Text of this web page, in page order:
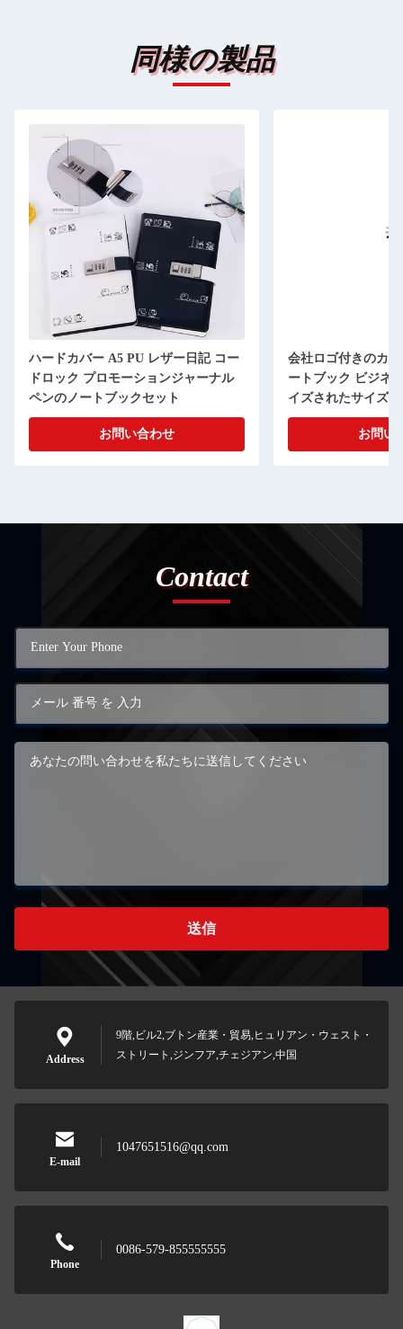
同様の製品
ハードカバー A5 PU レザー日記 コー
ドロック プロモーションジャーナル
ペンのノートブックセット
お問い合わせ
会社ロゴ付きのカ
ートブック ビジネ
イズされたサイズ
お問い
Contact
送信
Address
9階,ビル2,ブトン産業・貿易,ヒュリアン・ウェスト・
ストリート,ジンフア,チェジアン,中国
E-mail
1047651516@qq.com
Phone
0086-579-855555555